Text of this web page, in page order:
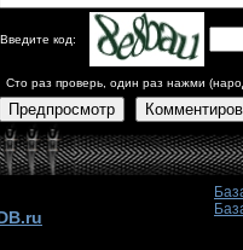
Введите код:
Сто раз проверь, один раз нажми
Предпросмотр